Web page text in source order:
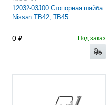
12032-03J00 Стопорная шайба
Nissan TB42, TB45
0 Под заказ